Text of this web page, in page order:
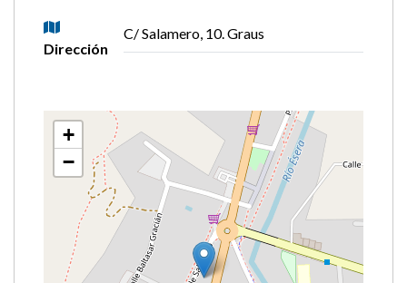
Dirección
C/ Salamero, 10. Graus
+
−